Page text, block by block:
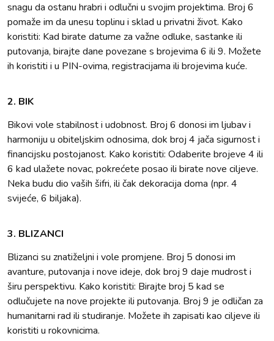
snagu da ostanu hrabri i odlučni u svojim projektima. Broj 6
pomaže im da unesu toplinu i sklad u privatni život. Kako
koristiti: Kad birate datume za važne odluke, sastanke ili
putovanja, birajte dane povezane s brojevima 6 ili 9. Možete
ih koristiti i u PIN-ovima, registracijama ili brojevima kuće.
2. BIK
Bikovi vole stabilnost i udobnost. Broj 6 donosi im ljubav i
harmoniju u obiteljskim odnosima, dok broj 4 jača sigurnost i
financijsku postojanost. Kako koristiti: Odaberite brojeve 4 ili
6 kad ulažete novac, pokrećete posao ili birate nove ciljeve.
Neka budu dio vaših šifri, ili čak dekoracija doma (npr. 4
svijeće, 6 biljaka).
3. BLIZANCI
Blizanci su znatiželjni i vole promjene. Broj 5 donosi im
avanture, putovanja i nove ideje, dok broj 9 daje mudrost i
širu perspektivu. Kako koristiti: Birajte broj 5 kad se
odlučujete na nove projekte ili putovanja. Broj 9 je odličan za
humanitarni rad ili studiranje. Možete ih zapisati kao ciljeve ili
koristiti u rokovnicima.